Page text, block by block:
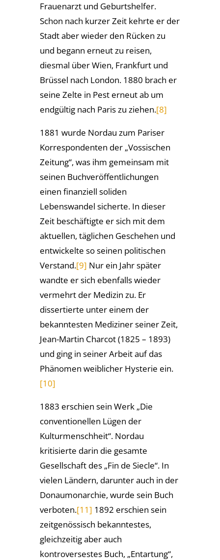
Frauenarzt und Geburtshelfer.
Schon nach kurzer Zeit kehrte er der
Stadt aber wieder den Rücken zu
und begann erneut zu reisen,
diesmal über Wien, Frankfurt und
Brüssel nach London. 1880 brach er
seine Zelte in Pest erneut ab um
endgültig nach Paris zu ziehen.[8]
1881 wurde Nordau zum Pariser
Korrespondenten der „Vossischen
Zeitung“, was ihm gemeinsam mit
seinen Buchveröffentlichungen
einen finanziell soliden
Lebenswandel sicherte. In dieser
Zeit beschäftigte er sich mit dem
aktuellen, täglichen Geschehen und
entwickelte so seinen politischen
Verstand.[9] Nur ein Jahr später
wandte er sich ebenfalls wieder
vermehrt der Medizin zu. Er
dissertierte unter einem der
bekanntesten Mediziner seiner Zeit,
Jean-Martin Charcot (1825 – 1893)
und ging in seiner Arbeit auf das
Phänomen weiblicher Hysterie ein.
[10]
1883 erschien sein Werk „Die
conventionellen Lügen der
Kulturmenschheit“. Nordau
kritisierte darin die gesamte
Gesellschaft des „Fin de Siecle“. In
vielen Ländern, darunter auch in der
Donaumonarchie, wurde sein Buch
verboten.[11] 1892 erschien sein
zeitgenössisch bekanntestes,
gleichzeitig aber auch
kontroversestes Buch, „Entartung“,